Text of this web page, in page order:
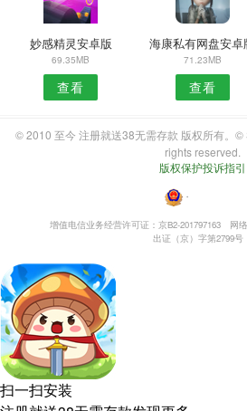
妙感精灵安卓版
69.35MB
查看
海康私有网盘安卓
71.23MB
查看
© 2010 至今 注册就送38无需存款 版权所有。
rights reserved.
版权保护投诉指引
・
增值电信业务经营许可证：京B2-201797163
网
出证（京）字第2799号
扫一扫安装